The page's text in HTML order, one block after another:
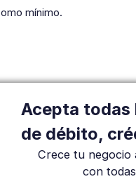
mínimo.
Acepta todas
de débito,
Crece tu negocio
con